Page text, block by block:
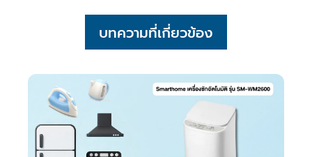
บทความที่เกี่ยวข้อง